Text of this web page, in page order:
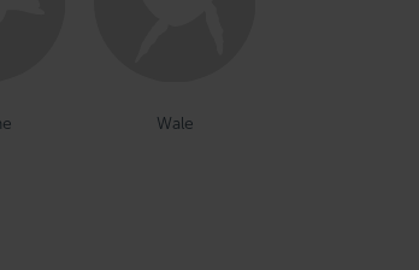
Wale